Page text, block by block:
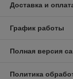
Доставка и
График работы
Полная версия
Политика